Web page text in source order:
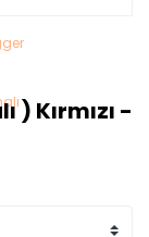
) Kırmızı -